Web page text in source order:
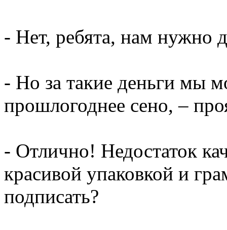
- Нет, ребята, нам нужно
- Но за такие деньги мы
прошлогоднее сено, –
- Отлично! Недостаток
красивой упаковкой и
подписать?